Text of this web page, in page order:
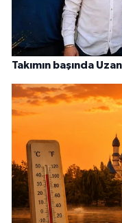
Takımın başında